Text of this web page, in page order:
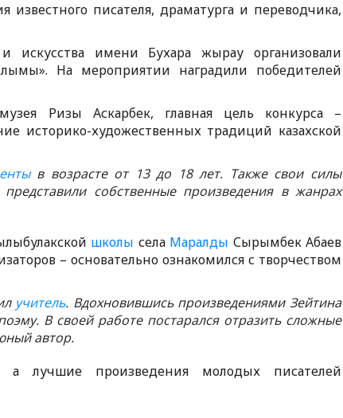
писателя, драматурга и переводчика,
имени Бухара жырау организовали
На мероприятии наградили победителей
Ризы Аскарбек, главная цель конкурса –
историко-художественных традиций казахской
в возрасте от 13 до 18 лет. Также свои силы
собственные произведения в жанрах
школы села Маралды Сырымбек Абаев
– основательно ознакомился с творчеством
учитель. Вдохновившись произведениями Зейтина
В своей работе постарался отразить сложные
автор.
а лучшие произведения молодых писателей